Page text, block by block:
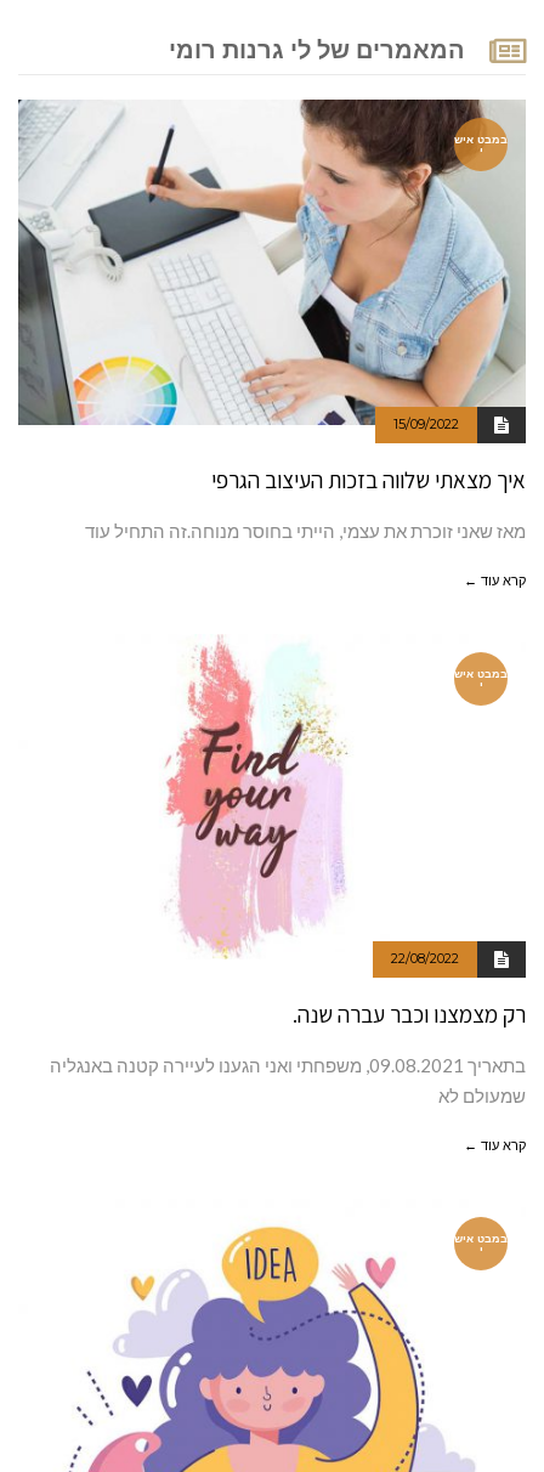
המאמרים של לי גרנות רומי
במבט איש
י
15/09/2022
איך מצאתי שלווה בזכות העיצוב הגרפי
מאז שאני זוכרת את עצמי, הייתי בחוסר מנוחה.זה התחיל עוד
קרא עוד ←
במבט איש
י
22/08/2022
רק מצמצנו וכבר עברה שנה.
בתאריך 09.08.2021, משפחתי ואני הגענו לעיירה קטנה באנגליה
שמעולם לא
קרא עוד ←
במבט איש
י